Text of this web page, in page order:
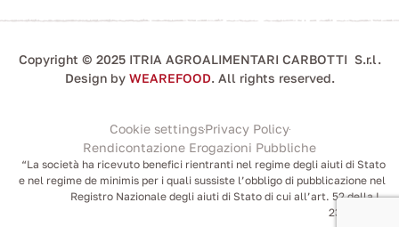
Copyright © 2025 ITRIA AGROALIMENTARI CARBOTTI S.r.l.
Design by WEAREFOOD. All rights reserved.
Cookie settingsPrivacy Policy
Rendicontazione Erogazioni Pubbliche
“La società ha ricevuto benefici rientranti nel regime degli aiuti di Stato
e nel regime de minimis per i quali sussiste l’obbligo di pubblicazione nel
Registro Nazionale degli aiuti di Stato di cui all’art. 52 della L.
234/2012.”